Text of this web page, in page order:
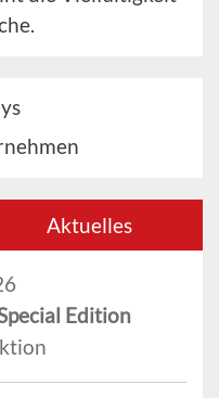
Aktuelles
Edition